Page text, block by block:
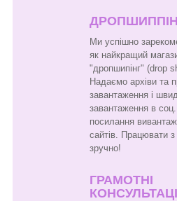
Ми успішно
як найкращий
"дропшипінг" (drop
Надаємо архіви та
завантаження і
завантаження в соц.
посилання
сайтів. Працювати
зручно!
ГРАМОТНІ